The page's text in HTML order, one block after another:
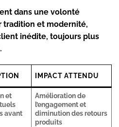
dans une volonté
tradition et modernité,
inédite, toujours plus
IMPACT ATTENDU
et
avant
Amélioration de
l’engagement et
diminution des retours
produits